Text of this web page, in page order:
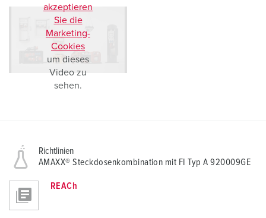
akzeptieren
Sie die
Marketing-
Cookies
um dieses
Video zu
sehen.
Richtlinien
AMAXX® Steckdosenkombination mit FI Typ A 920009GE
REACh